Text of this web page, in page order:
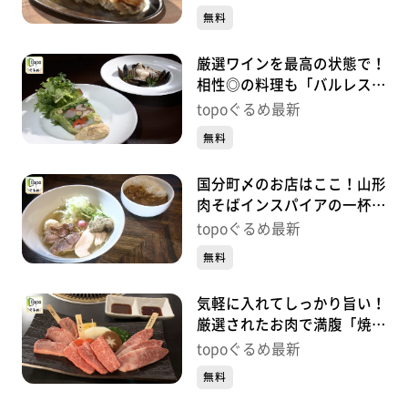
無料
厳選ワインを最高の状態で！
相性◎の料理も「バルレスト
ランモデルノ」（青葉区中
topoぐるめ最新
無料
国分町〆のお店はここ！山形
肉そばインスパイアの一杯
「鶏そば吉祥」（青葉区国分
topoぐるめ最新
無料
気軽に入れてしっかり旨い！
厳選されたお肉で満腹「焼肉
まんぷく亭」（宮城野区榴
topoぐるめ最新
無料